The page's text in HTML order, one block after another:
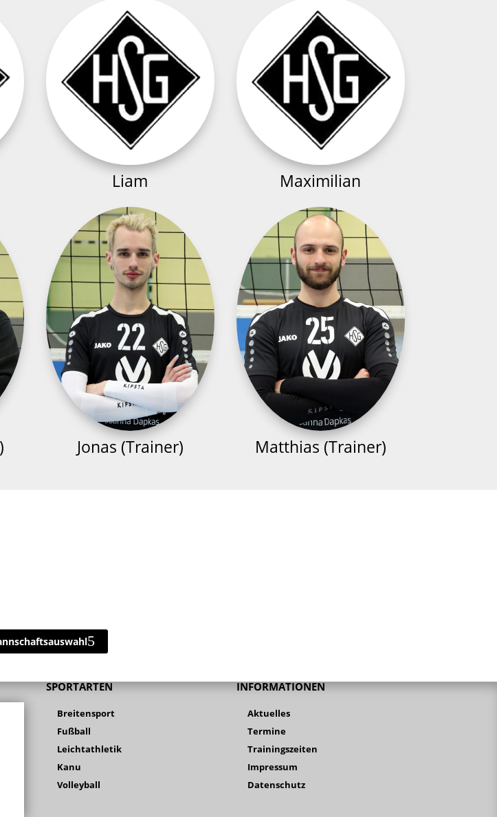
Liam
Jonas (Trainer)
Maximilian
Matthias (Trainer)
SPORTARTEN
Breitensport
Fußball
Leichtathletik
Kanu
Volleyball
INFORMATIONEN
Aktuelles
Termine
Trainingszeiten
Impressum
Datenschutz